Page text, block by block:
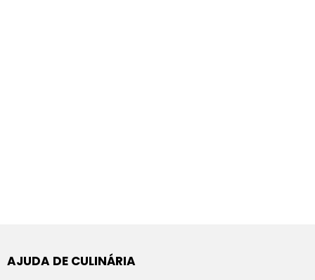
AJUDA DE CULINÁRIA